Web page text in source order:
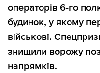
операторів 6-го
будинок, у якому
військові.
знищили ворожу
напрямків.